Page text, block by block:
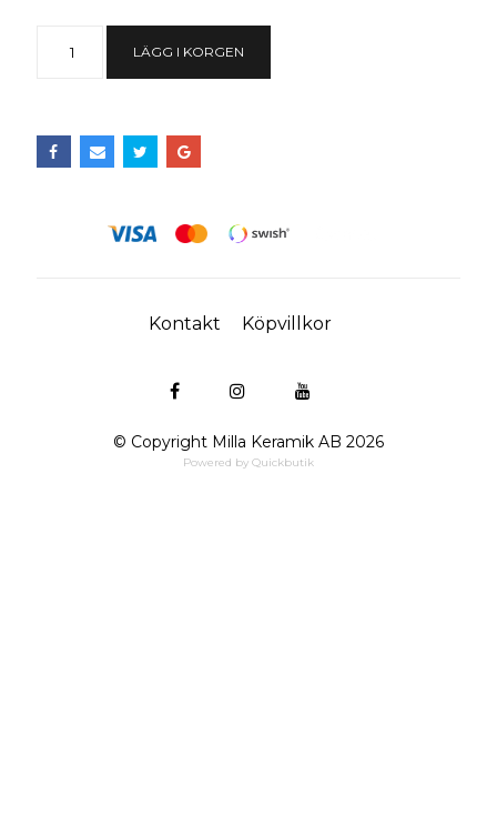
LÄGG I KORGEN
Kontakt Köpvillkor
© Copyright Milla Keramik AB 2026
Powered by Quickbutik